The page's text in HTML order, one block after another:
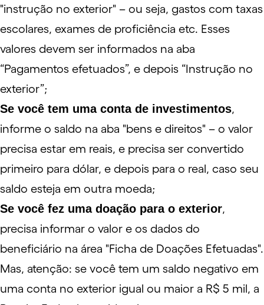
"instrução no exterior" – ou seja, gastos com taxas
escolares, exames de proficiência etc. Esses
valores devem ser informados na aba
“Pagamentos efetuados”, e depois “Instrução no
exterior”;
Se você tem uma conta de investimentos,
informe o saldo na aba "bens e direitos" – o valor
precisa estar em reais, e precisa ser convertido
primeiro para dólar, e depois para o real, caso seu
saldo esteja em outra moeda;
Se você fez uma doação para o exterior,
precisa informar o valor e os dados do
beneficiário na área "Ficha de Doações Efetuadas".
Mas, atenção: se você tem um saldo negativo em
uma conta no exterior igual ou maior a R$ 5 mil, a